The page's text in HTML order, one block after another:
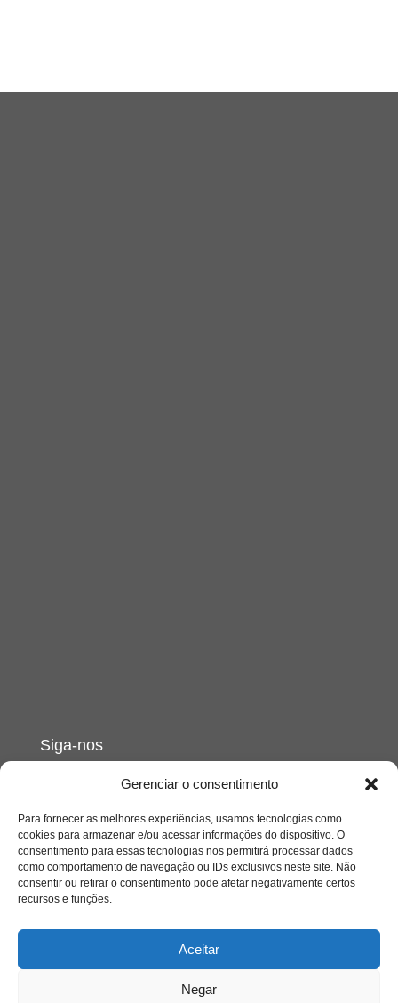
Gerenciar o consentimento
Para fornecer as melhores experiências, usamos tecnologias como
cookies para armazenar e/ou acessar informações do dispositivo. O
consentimento para essas tecnologias nos permitirá processar dados
como comportamento de navegação ou IDs exclusivos neste site. Não
consentir ou retirar o consentimento pode afetar negativamente certos
recursos e funções.
Aceitar
Negar
Siga-nos